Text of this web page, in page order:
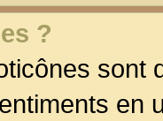
?
sont
en